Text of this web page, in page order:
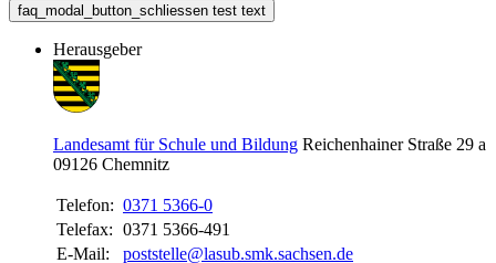
faq_modal_button_schliessen test text
Herausgeber
Landesamt für Schule und Bildung Reichenhainer Straße 29 a
09126 Chemnitz
Telefon: 0371 5366-0
Telefax: 0371 5366-491
E-Mail:
poststelle@lasub.smk.sachsen.de